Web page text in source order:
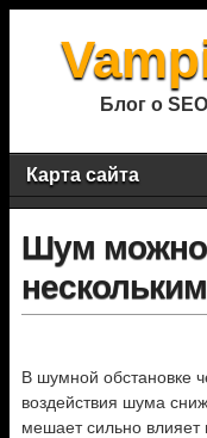
Блог о
Карта сайта
Шум можно
В шумной обстановке
воздействия шума
мешает сильно влияет